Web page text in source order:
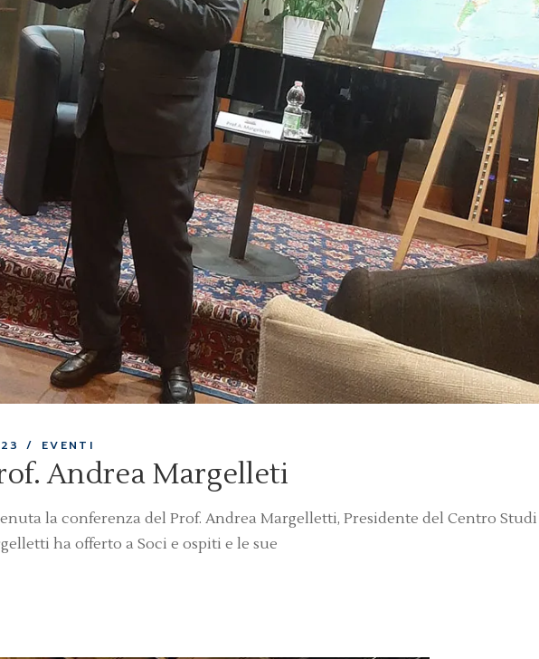
EVENTI
Andrea Margelleti
la conferenza del Prof. Andrea Margelletti, Presidente del Centro Studi
ha offerto a Soci e ospiti e le sue